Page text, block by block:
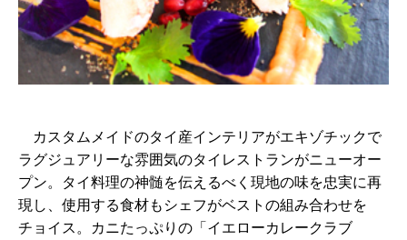
カスタムメイドのタイ産インテリアがエキゾチックで
ラグジュアリーな雰囲気のタイレストランがニューオー
プン。タイ料理の神髄を伝えるべく現地の味を忠実に再
現し、使用する食材もシェフがベストの組み合わせを
チョイス。カニたっぷりの「イエローカレークラブ